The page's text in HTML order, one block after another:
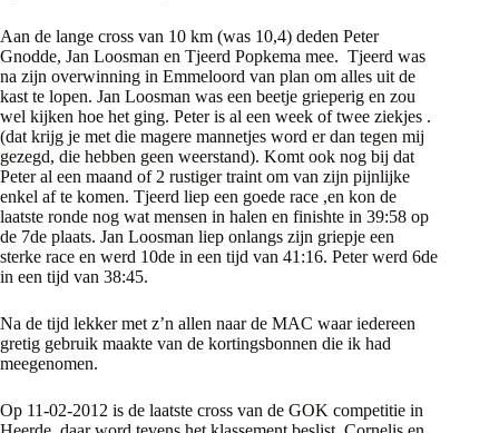
Aan de lange cross van 10 km (was 10,4) deden Peter
Gnodde, Jan Loosman en Tjeerd Popkema mee. Tjeerd was
na zijn overwinning in Emmeloord van plan om alles uit de
kast te lopen. Jan Loosman was een beetje grieperig en zou
wel kijken hoe het ging. Peter is al een week of twee ziekjes .
(dat krijg je met die magere mannetjes word er dan tegen mij
gezegd, die hebben geen weerstand). Komt ook nog bij dat
Peter al een maand of 2 rustiger traint om van zijn pijnlijke
enkel af te komen. Tjeerd liep een goede race ,en kon de
laatste ronde nog wat mensen in halen en finishte in 39:58 op
de 7de plaats. Jan Loosman liep onlangs zijn griepje een
sterke race en werd 10de in een tijd van 41:16. Peter werd 6de
in een tijd van 38:45.
Na de tijd lekker met z’n allen naar de MAC waar iedereen
gretig gebruik maakte van de kortingsbonnen die ik had
meegenomen.
Op 11-02-2012 is de laatste cross van de GOK competitie in